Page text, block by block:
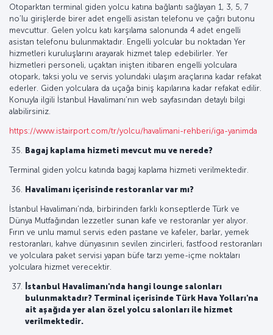
Otoparktan terminal giden yolcu katına bağlantı sağlayan 1, 3, 5, 7
no’lu girişlerde birer adet engelli asistan telefonu ve çağrı butonu
mevcuttur. Gelen yolcu katı karşılama salonunda 4 adet engelli
asistan telefonu bulunmaktadır. Engelli yolcular bu noktadan Yer
hizmetleri kuruluşlarını arayarak hizmet talep edebilirler. Yer
hizmetleri personeli, uçaktan inişten itibaren engelli yolculara
otopark, taksi yolu ve servis yolundaki ulaşım araçlarına kadar refakat
ederler. Giden yolculara da uçağa biniş kapılarına kadar refakat edilir.
Konuyla ilgili İstanbul Havalimanı’nın web sayfasından detaylı bilgi
alabilirsiniz.
https://www.istairport.com/tr/yolcu/havalimani-rehberi/iga-yanimda
Bagaj kaplama hizmeti mevcut mu ve nerede?
Terminal giden yolcu katında bagaj kaplama hizmeti verilmektedir.
Havalimanı içerisinde restoranlar var mı?
İstanbul Havalimanı’nda, birbirinden farklı konseptlerde Türk ve
Dünya Mutfağından lezzetler sunan kafe ve restoranlar yer alıyor.
Fırın ve unlu mamul servis eden pastane ve kafeler, barlar, yemek
restoranları, kahve dünyasının sevilen zincirleri, fastfood restoranları
ve yolculara paket servisi yapan büfe tarzı yeme-içme noktaları
yolculara hizmet verecektir.
İstanbul Havalimanı'nda hangi lounge salonları
bulunmaktadır? Terminal içerisinde Türk Hava Yolları'na
ait aşağıda yer alan özel yolcu salonları ile hizmet
verilmektedir.